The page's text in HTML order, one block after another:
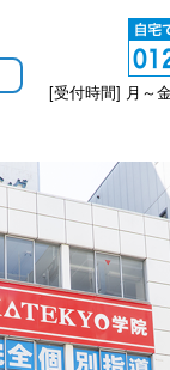
[受付時間] 月～